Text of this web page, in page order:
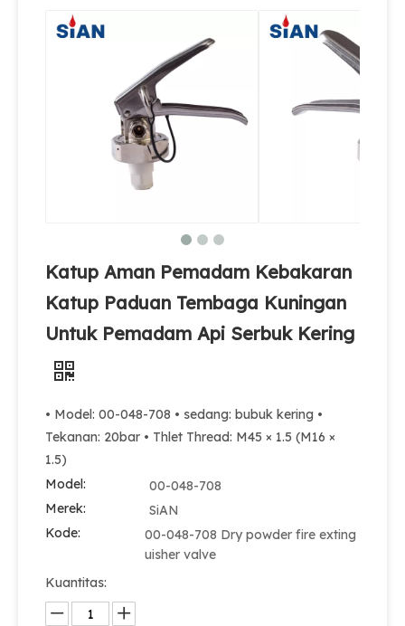
Katup Aman Pemadam Kebakaran
Katup Paduan Tembaga Kuningan
Untuk Pemadam Api Serbuk Kering
• Model: 00-048-708 • sedang: bubuk kering •
Tekanan: 20bar • Thlet Thread: M45 × 1.5 (M16 ×
1.5)
Model:
00-048-708
Merek:
SiAN
Kode:
00-048-708 Dry powder fire exting
uisher valve
Kuantitas: